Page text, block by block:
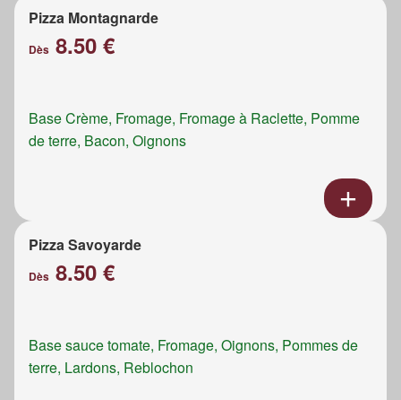
Pizza Montagnarde
Dès 8.50 €
Base Crème, Fromage, Fromage à Raclette, Pomme
de terre, Bacon, Oignons
Pizza Savoyarde
Dès 8.50 €
Base sauce tomate, Fromage, Oignons, Pommes de
terre, Lardons, Reblochon